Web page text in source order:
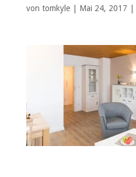
von tomkyle| Mai 24, 2017